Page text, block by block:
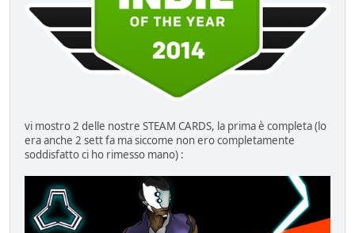
vi mostro 2 delle nostre STEAM CARDS, la prima è completa (lo
era anche 2 sett fa ma siccome non ero completamente
soddisfatto ci ho rimesso mano) :